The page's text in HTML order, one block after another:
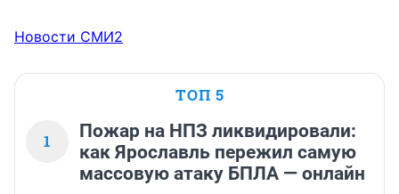
Новости СМИ2
ТОП 5
1
Пожар на НПЗ ликвидировали:
как Ярославль пережил самую
массовую атаку БПЛА — онлайн